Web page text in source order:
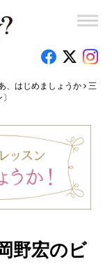
、はじめましょうか
三
野宏のビ